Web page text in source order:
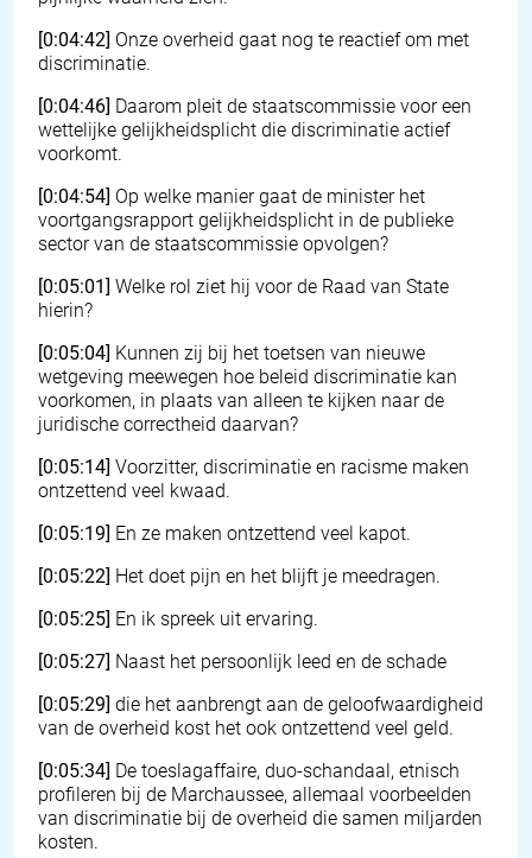
[0:04:42] Onze overheid gaat nog te reactief om met
discriminatie.
[0:04:46] Daarom pleit de staatscommissie voor een
wettelijke gelijkheidsplicht die discriminatie actief
voorkomt.
[0:04:54] Op welke manier gaat de minister het
voortgangsrapport gelijkheidsplicht in de publieke
sector van de staatscommissie opvolgen?
[0:05:01] Welke rol ziet hij voor de Raad van State
hierin?
[0:05:04] Kunnen zij bij het toetsen van nieuwe
wetgeving meewegen hoe beleid discriminatie kan
voorkomen, in plaats van alleen te kijken naar de
juridische correctheid daarvan?
[0:05:14] Voorzitter, discriminatie en racisme maken
ontzettend veel kwaad.
[0:05:19] En ze maken ontzettend veel kapot.
[0:05:22] Het doet pijn en het blijft je meedragen.
[0:05:25] En ik spreek uit ervaring.
[0:05:27] Naast het persoonlijk leed en de schade
[0:05:29] die het aanbrengt aan de geloofwaardigheid
van de overheid kost het ook ontzettend veel geld.
[0:05:34] De toeslagaffaire, duo-schandaal, etnisch
profileren bij de Marchaussee, allemaal voorbeelden
van discriminatie bij de overheid die samen miljarden
kosten.